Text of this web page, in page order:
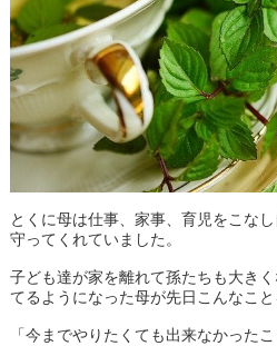
とくに母は仕事、家事、育児をこな
守ってくれていました。
子ども達が家を離れて孫たちも大き
てるようになった母が先日こんなこと
「今までやりたくても出来なかった